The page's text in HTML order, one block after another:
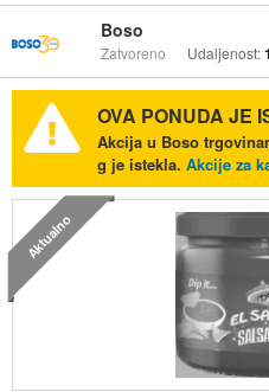
Boso
Zatvoreno Udaljenost:
OVA PONUDA JE
Akcija u Boso
g je istekla. Akcije za
Aktualno